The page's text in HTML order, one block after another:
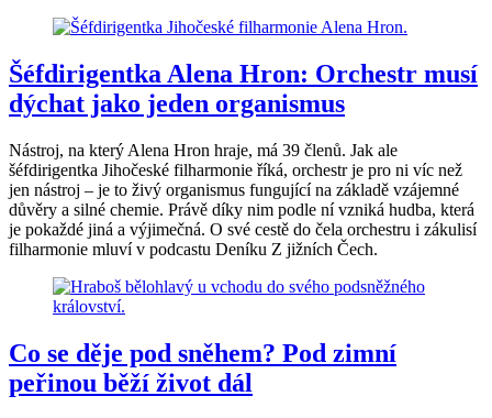
Šéfdirigentka Alena Hron: Orchestr musí
dýchat jako jeden organismus
Nástroj, na který Alena Hron hraje, má 39 členů. Jak ale
šéfdirigentka Jihočeské filharmonie říká, orchestr je pro ni víc než
jen nástroj – je to živý organismus fungující na základě vzájemné
důvěry a silné chemie. Právě díky nim podle ní vzniká hudba, která
je pokaždé jiná a výjimečná. O své cestě do čela orchestru i zákulisí
filharmonie mluví v podcastu Deníku Z jižních Čech.
Co se děje pod sněhem? Pod zimní
peřinou běží život dál